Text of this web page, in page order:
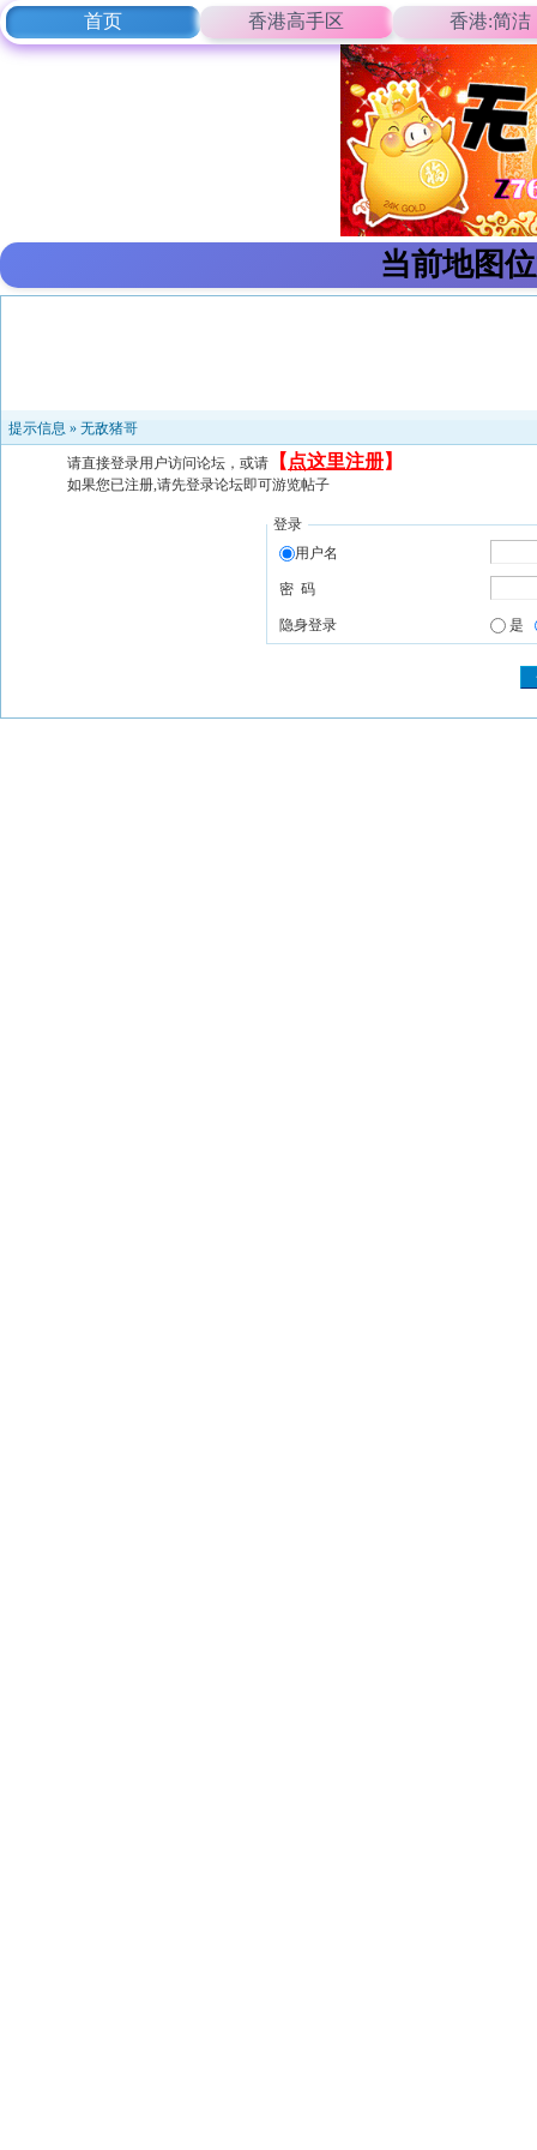
首页 香港高手区 香港:简洁
当前地图
提示信息 » 无敌猪哥
请直接登录用户访问论坛，或请 【 点这里注册】
如果您已注册,请先登录论坛即可游览帖子
登录
用户名
密 码
隐身登录 是